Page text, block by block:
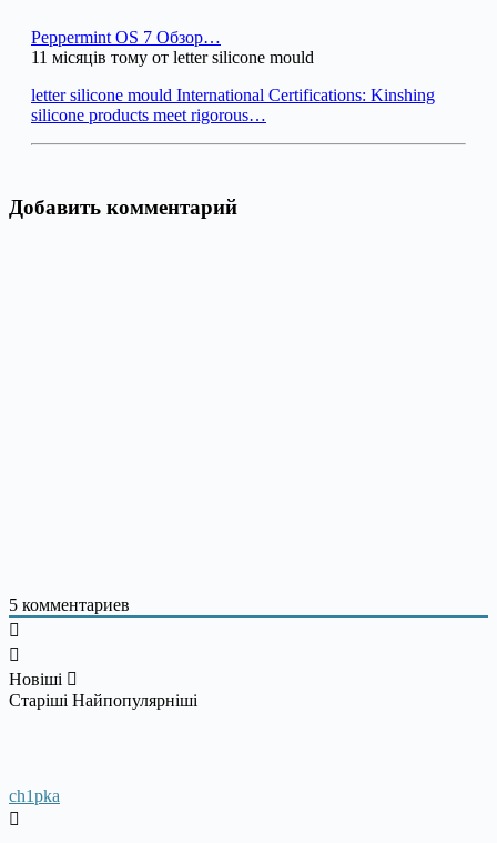
Peppermint OS 7 Обзор…
11 місяців тому от letter silicone mould
letter silicone mould International Certifications: Kinshing
silicone products meet rigorous…
Добавить комментарий
5 комментариев
Новіші
Старіші Найпопулярніші
ch1pka